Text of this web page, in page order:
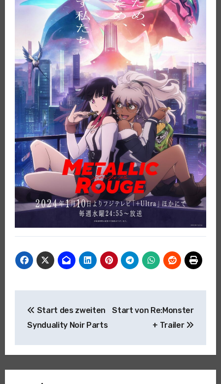
Start des zweiten
Synduality Noir Parts
Start von Re:Monster
+ Trailer